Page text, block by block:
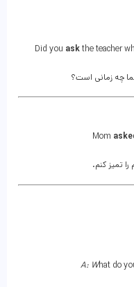
Did you askthe teacher
چه زمانی است؟
Mom
تمیز کنم.
A: What do